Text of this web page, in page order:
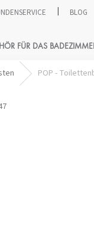
BLOG
FÜR DAS
POP -